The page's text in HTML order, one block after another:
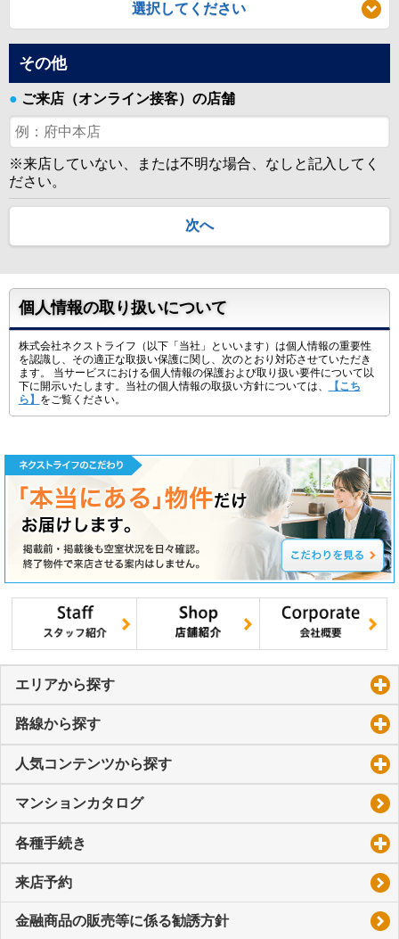
選択してください
その他
● ご来店（オンライン接客）の店舗
※来店していない、または不明な場合、なしと記入してく
ださい。
次へ
個人情報の取り扱いについて
株式会社ネクストライフ（以下「当社」といいます）は個人情報の重要性
を認識し、その適正な取扱い保護に関し、次のとおり対応させていただき
ます。 当サービスにおける個人情報の保護および取り扱い要件について以
下に開示いたします。当社の個人情報の取扱い方針については、
【こち
ら】
をご覧ください。
エリアから探す
路線から探す
人気コンテンツから探す
マンションカタログ
各種手続き
来店予約
金融商品の販売等に係る勧誘方針